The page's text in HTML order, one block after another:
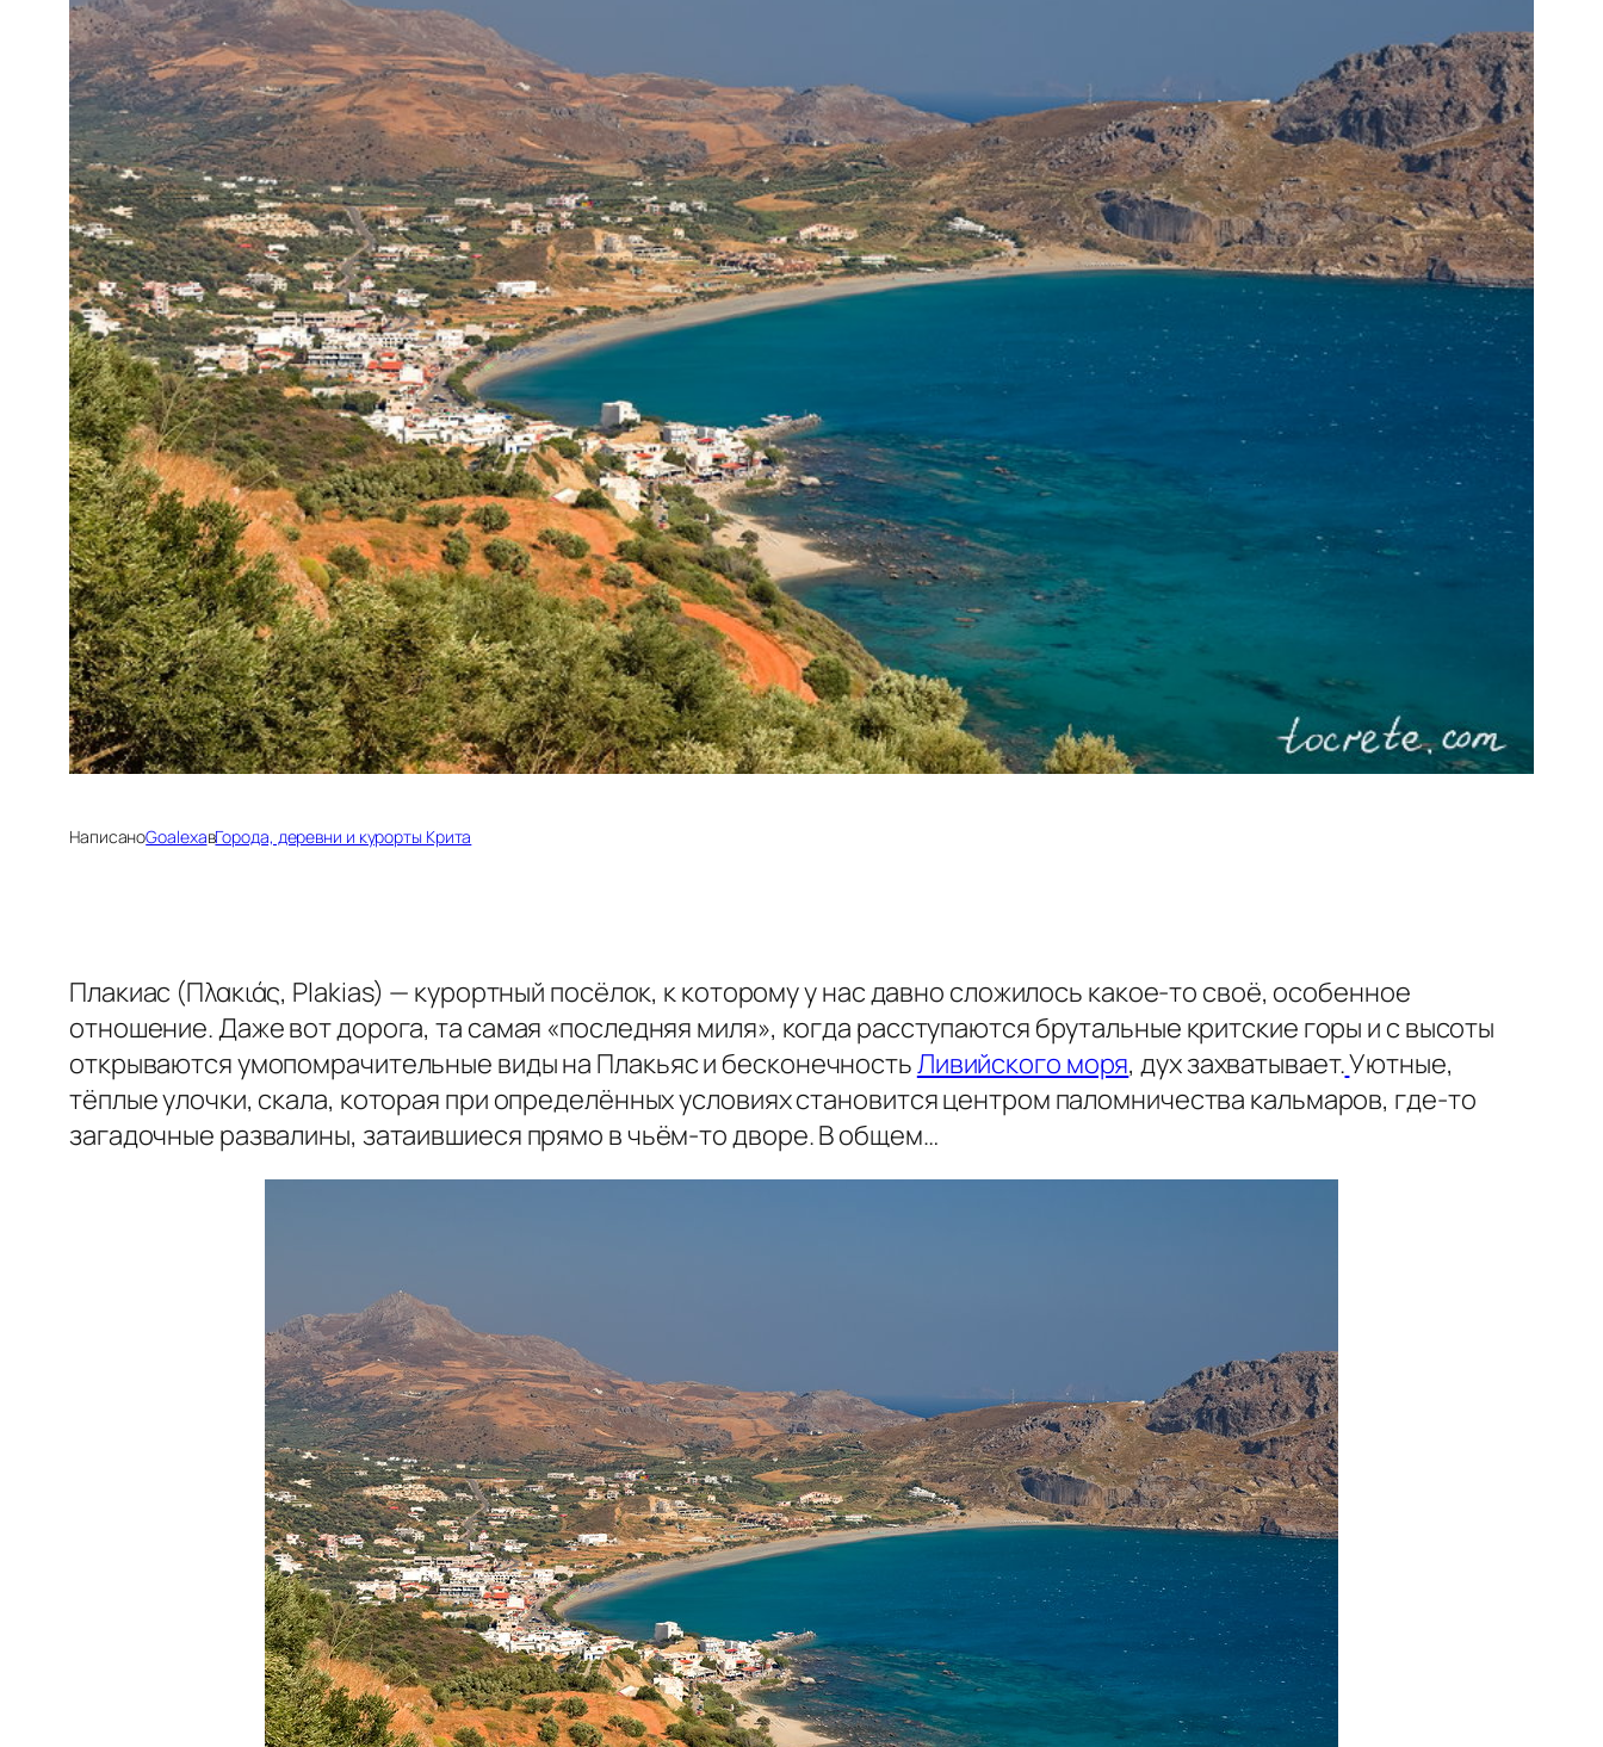
НаписаноGoalexaвГорода, деревни и курорты Крита
Плакиас (Πλακιάς, Plakias) — курортный посёлок, к которому у нас давно сложилось какое-то своё, особенное
отношение. Даже вот дорога, та самая «последняя миля», когда расступаются брутальные критские горы и с высоты
открываются умопомрачительные виды на Плакьяс и бесконечностьЛивийского моря, дух захватывает.Уютные,
тёплые улочки, скала, которая при определённых условиях становится центром паломничества кальмаров, где-то
загадочные развалины, затаившиеся прямо в чьём-то дворе. В общем…